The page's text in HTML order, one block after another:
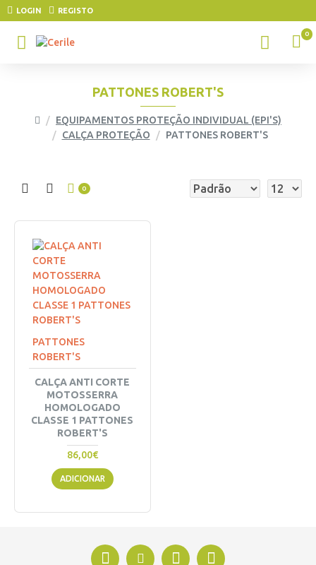
LOGIN REGISTO
0
EQUIPAMENTOS PROTEÇÃO INDIVIDUAL (EPI'S)
CALÇA PROTEÇÃO
PATTONES ROBERT'S
PATTONES ROBERT'S
0
PATTONES
ROBERT'S
CALÇA ANTI CORTE
MOTOSSERRA
HOMOLOGADO
CLASSE 1 PATTONES
ROBERT'S
86,00€
ADICIONAR